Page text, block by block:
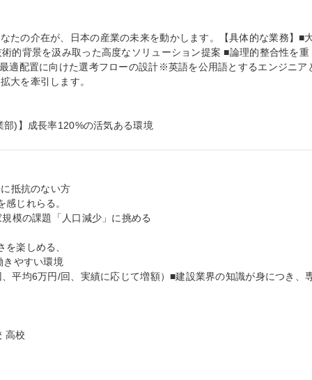
たの介在が、日本の産業の未来を動かします。【具体的な業務】■
的背景を汲み取った高度なソリューション提案 ■論理的整合性を重
適配置に向けた選考フローの設計※英語を公用語とするエンジニア
大を牽引します。
)】成長率120%の活気ある環境
抵抗のない方
じれらる。
模の課題「人口減少」に挑める
楽しめる、
やすい環境
平均6万円/回、実績に応じて増額）■建設業界の知識が身につき、
高校